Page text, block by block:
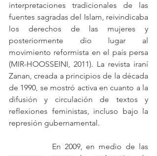
interpretaciones tradicionales de las
fuentes sagradas del Islam, reivindicaba
los derechos de las mujeres y
posteriormente dio lugar al
movimiento reformista en el país persa
(MIR-HOOSSEINI, 2011). La revista iraní
Zanan, creada a principios de la década
de 1990, se mostró activa en cuanto a la
difusión y circulación de textos y
reflexiones feministas, incluso bajo la
represión gubernamental.